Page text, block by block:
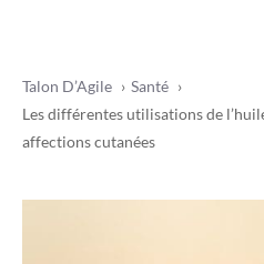
Talon D’Agile
Santé
Les différentes utilisations de
affections cutanées